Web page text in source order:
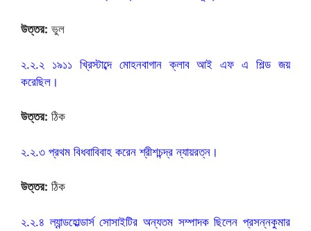
উত্তর: ভুল
২.২.২ ১৯১১ খ্রিস্টাব্দে মোহনবাগান ক্লাব আই এফ এ শিল্ড জয়
করেছিল।
উত্তর: ঠিক
২.২.৩ প্রথম বিধবাবিবাহ করেন শ্রীশচন্দ্র ন্যায়রত্ন।
উত্তর: ঠিক
২.২.৪ ল্যান্ডহোল্ডার্স সোসাইটির অন্যতম সম্পাদক ছিলেন প্রসন্নকুমার